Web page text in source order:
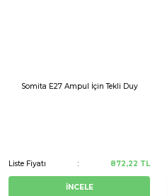
Somita E27 Ampul İçin Tekli Duy
Liste Fiyatı 872,22 TL
İNCELE